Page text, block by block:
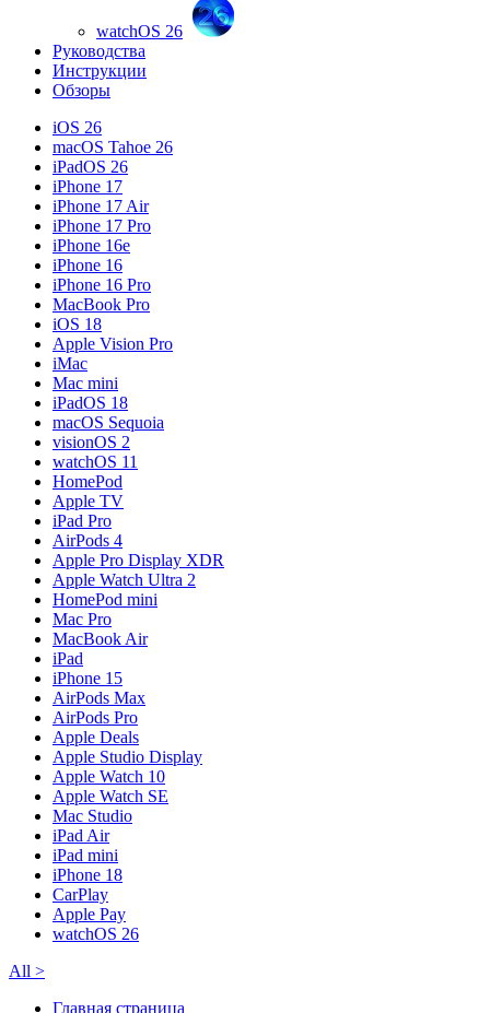
watchOS 26
Руководства
Инструкции
Обзоры
iOS 26
macOS Tahoe 26
iPadOS 26
iPhone 17
iPhone 17 Air
iPhone 17 Pro
iPhone 16e
iPhone 16
iPhone 16 Pro
MacBook Pro
iOS 18
Apple Vision Pro
iMac
Mac mini
iPadOS 18
macOS Sequoia
visionOS 2
watchOS 11
HomePod
Apple TV
iPad Pro
AirPods 4
Apple Pro Display XDR
Apple Watch Ultra 2
HomePod mini
Mac Pro
MacBook Air
iPad
iPhone 15
AirPods Max
AirPods Pro
Apple Deals
Apple Studio Display
Apple Watch 10
Apple Watch SE
Mac Studio
iPad Air
iPad mini
iPhone 18
CarPlay
Apple Pay
watchOS 26
All >
Главная страница